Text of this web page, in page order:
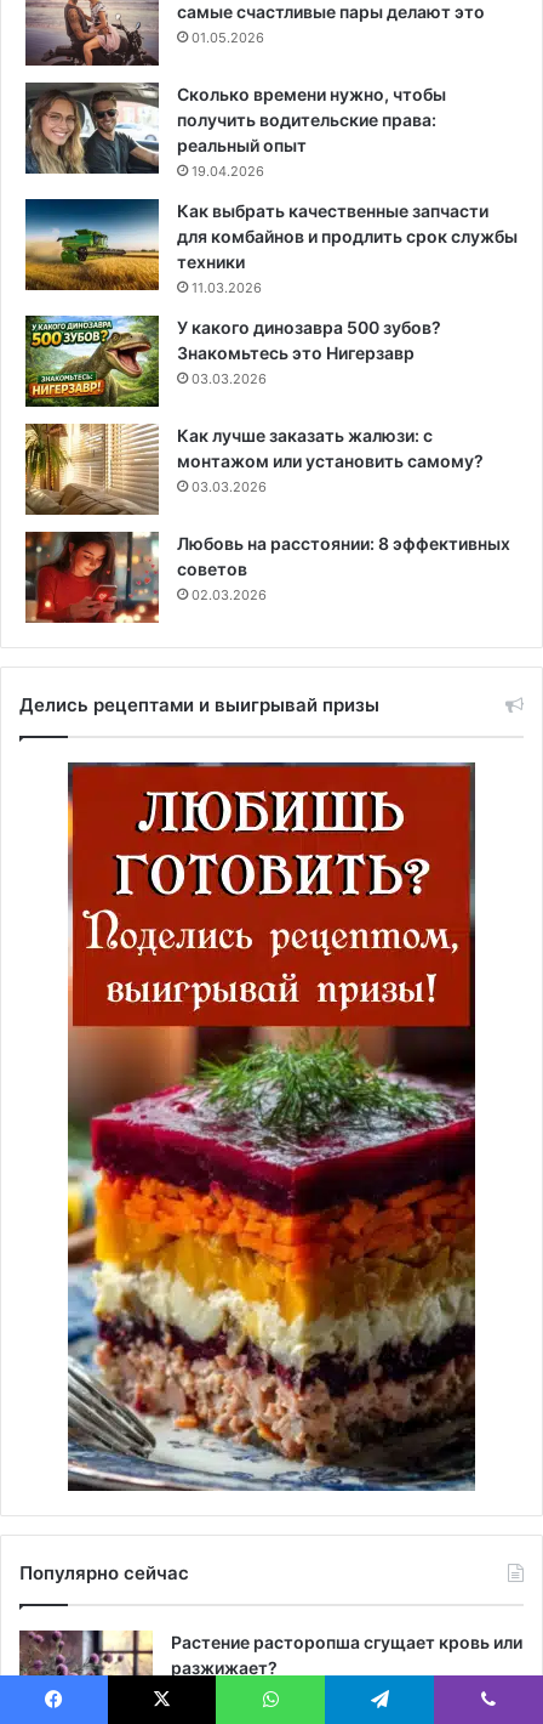
самые счастливые пары делают это
01.05.2026
Сколько времени нужно, чтобы
получить водительские права:
реальный опыт
19.04.2026
Как выбрать качественные запчасти
для комбайнов и продлить срок службы
техники
11.03.2026
У какого динозавра 500 зубов?
Знакомьтесь это Нигерзавр
03.03.2026
Как лучше заказать жалюзи: с
монтажом или установить самому?
03.03.2026
Любовь на расстоянии: 8 эффективных
советов
02.03.2026
Делись рецептами и выигрывай призы
Популярно сейчас
Растение расторопша сгущает кровь или
разжижает?
3 недели ago